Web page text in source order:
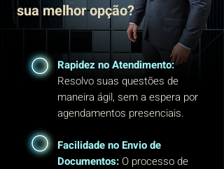
sua melhor opção?
Rapidez no Atendimento:
Resolvo suas questões de
maneira ágil, sem a espera por
agendamentos presenciais.
Facilidade no Envio de
Documentos: O processo de